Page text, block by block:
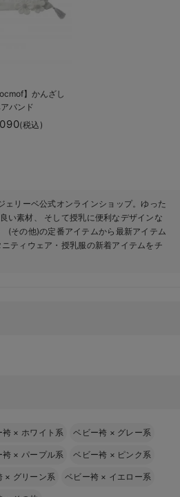
】かんざし
バンド
(税込)
リーベ公式オンラインショップ。ゆった
い素材、 そして授乳に便利なデザインな
(その他)の定番アイテムから最新アイテム
ティウェア・授乳服の新着アイテムをチ
袴 × ホワイト系 ベビー袴 × グレー系
袴 × パープル系 ベビー袴 × ピンク系
× グリーン系 ベビー袴 × イエロー系